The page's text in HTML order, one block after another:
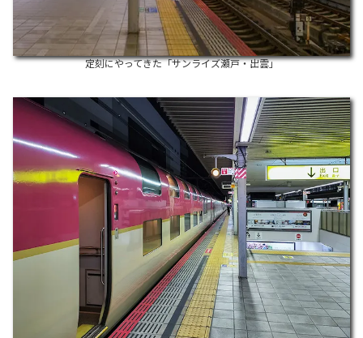
定刻にやってきた「サンライズ瀬戸・出雲」